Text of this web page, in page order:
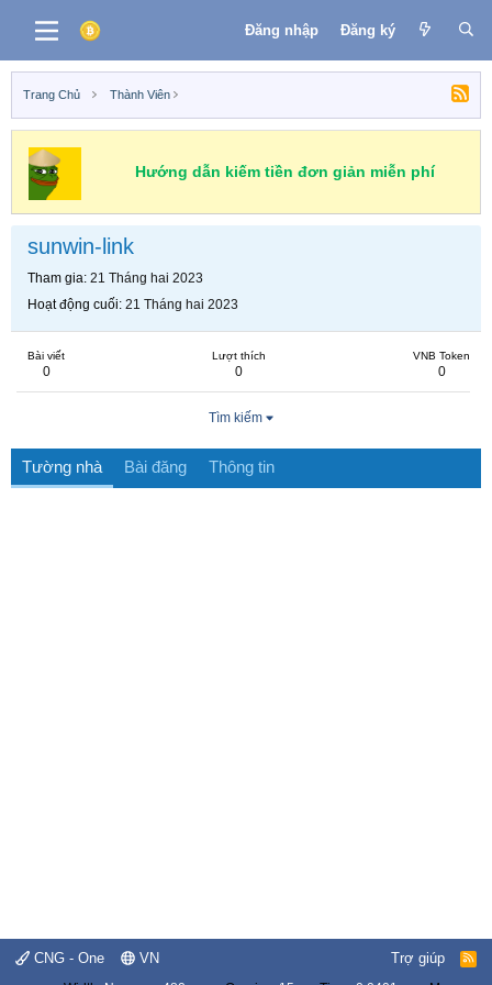
Đăng nhập Đăng ký
Trang Chủ Thành Viên
Hướng dẫn kiếm tiền đơn giản miễn phí
sunwin-link
Tham gia 21 Tháng hai 2023
Hoạt động cuối 21 Tháng hai 2023
Bài viết
0
Lượt thích
0
VNB Token
0
Tìm kiếm
Tường nhà Bài đăng Thông tin
CNG - One VN Trợ giúp
R